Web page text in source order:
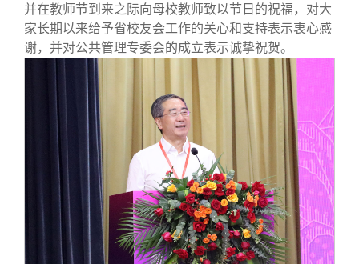
并在教师节到来之际向母校教师致以节日的祝福，对大
家长期以来给予省校友会工作的关心和支持表示衷心感
谢，并对公共管理专委会的成立表示诚挚祝贺。